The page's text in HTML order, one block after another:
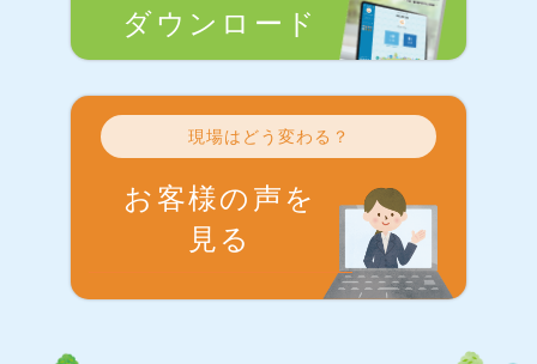
ダウンロード
現場はどう変わる？
お客様の声を
見る